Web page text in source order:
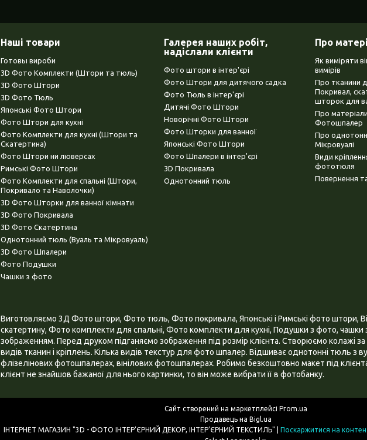
Наші товари
Готовы вироби
3D Фото Комплекти (Штори та тюль)
3D Фото Штори
3D Фото Тюль
Японські Фото Штори
Фото Штори для кухні
Фото Комплекти для кухні (Штори та
Скатертина)
Фото Штори ни люверсах
Римські Фото Штори
Фото Комплекти для спальні (Штори,
Покривало та Наволочки)
3D Фото Шторки для ванної кімнати
3D Фото Покривала
3D Фото Скатертина
Однотонний тюль (Вуаль та Мікровуаль)
3D Фото Шпалери
Фото Подушки
Чашки з фото
Галерея наших робіт,
надіслали клієнти
Фото штори в інтер'єрі
Фото Штори для дитячого садка
Фото Тюль в інтер'єрі
Дитячі Фото Штори
Новорічні Фото Штори
Фото Шторки для ванної
Японські Фото Штори
Фото Шпалери в інтер'єрі
3D Покривала
Однотонний тюль
Про
Як виміряти
вимірів
Про тканини
Покривал,
шторок для
Про
Фотошпалер
Про
Мікровуалі
Види
фототюля
Повернення
Виготовляємо 3Д Фото штори, Фото тюль, Фото покривала, Японські і Римські фото штори,
скатертину, Фото комплекти для спальні, Фото комплекти для кухні, Подушки з фото, чашки
зображенням. Перед друком підганяємо зображення під розмір клієнта. Створюємо колажі
видів тканин і кріплень. Кілька видів текстур для фото шпалер. Відшиває однотонні тюль з
флізелінових фотошпалерах, вінілових фотошпалерах. Робимо безкоштовно макет під
клієнт не знайшов бажаної для нього картинки, то він може вибрати її в фотобанку.
Сайт створений на маркетплейсі Prom.ua
Продавець на Bigl.ua
Поскаржитися на